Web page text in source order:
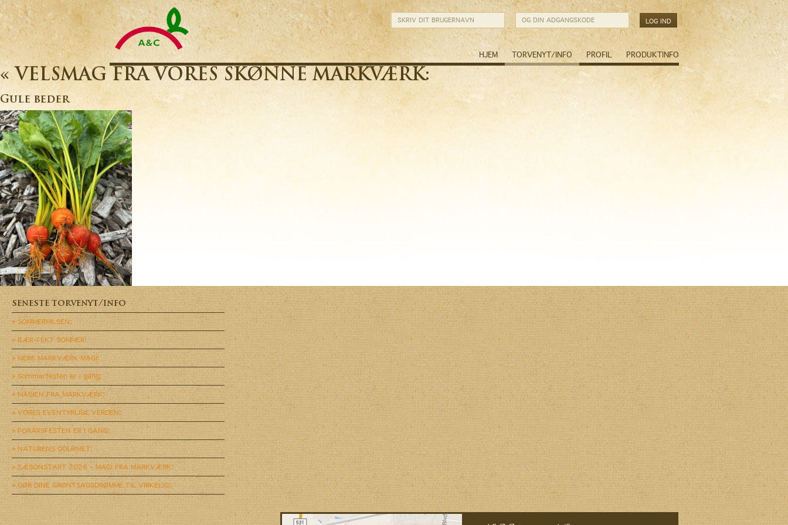
A&C
Catering
A/S
Altid
friske
varer
rigtige
HJEM TORVENYT/INFO PROFIL PRODUKTINFO
«VELSMAG FRA VORES SKØNNE MARKVÆRK:
Gule beder
seneste torvenyt/info
» SOMMERHILSEN:
» BÆR-FEKT SOMMER!
» MERE MARKVÆRK MAGI:
» Sommerfesten er i gang:
» MAGIEN FRA MARKVÆRK:
» VORES EVENTYRLIGE VERDEN:
» FORÅRSFESTEN ER I GANG:
» NATURENS GOURMET:
» SÆSONSTART 2026 – MAGI FRA MARKVÆRK:
» GØR DINE GRØNTSAGSDRØMME TIL VIRKELIG: